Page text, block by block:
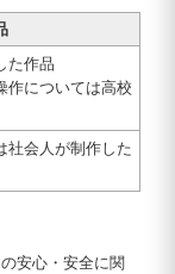
た作品
作については高校
社会人が制作した
安心・安全に関